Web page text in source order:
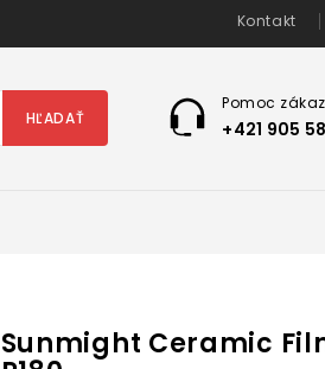
Kontakt
Pomoc
+421 905
HĽADAŤ
Sunmight Ceramic